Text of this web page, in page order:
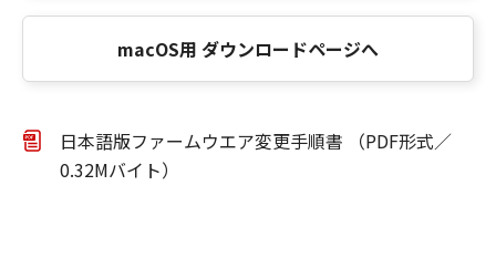
macOS用 ダウンロードページへ
日本語版ファームウエア変更手順書 （PDF形式／
0.32Mバイト）